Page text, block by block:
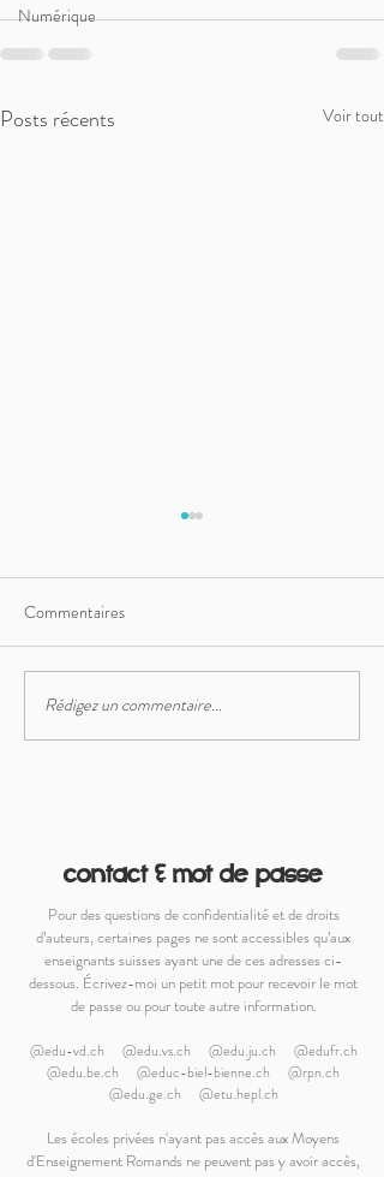
Numérique
Posts récents Voir tout
Cahier de planification
2023-24
Commentaires
Rédigez un commentaire...
contact & mot de passe
Pour des questions de confidentialité et de droits
d’auteurs, certaines pages ne sont accessibles qu’aux
enseignants suisses ayant une de ces adresses ci-
dessous. Écrivez-moi un petit mot pour recevoir le mot
de passe ou pour toute autre information.
@edu-vd.ch @edu.vs.ch @edu.ju.ch @edufr.ch
@edu.be.ch @educ-biel-bienne.ch @rpn.ch
@edu.ge.ch @etu.hepl.ch
Les écoles privées n'ayant pas accès aux Moyens
d'Enseignement Romands ne peuvent pas y avoir accès,